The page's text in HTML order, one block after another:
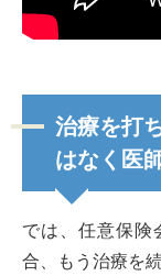
治療を打
はなく医
では、任意保険
合、もう治療を